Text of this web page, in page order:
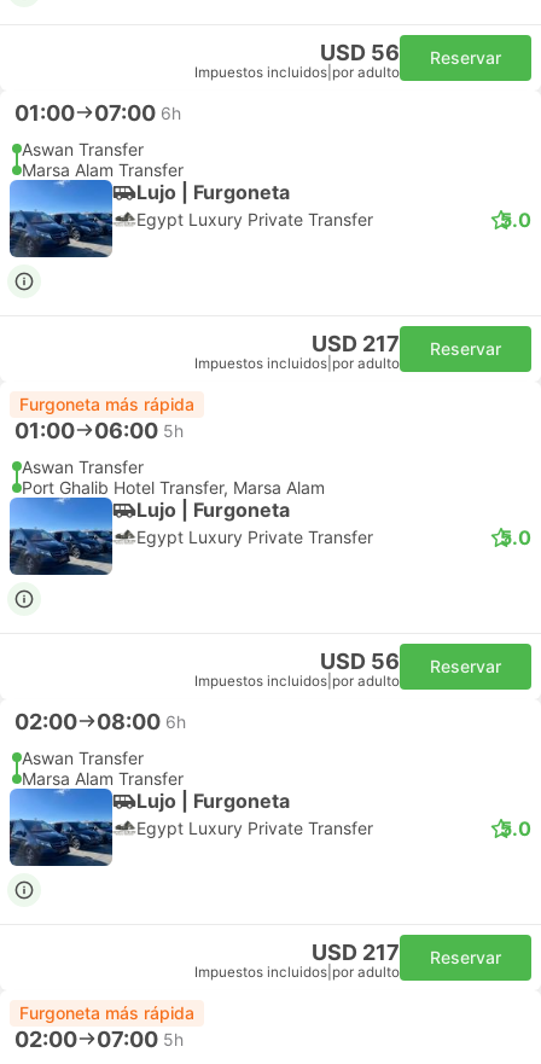
USD 56
Impuestos incluidos por adulto
Reservar
01:00 07:00 6h
Aswan Transfer
Marsa Alam Transfer
Lujo | Furgoneta
Egypt Luxury Private Transfer 5.0
USD 217
Impuestos incluidos por adulto
Reservar
Furgoneta más rápida
01:00 06:00 5h
Aswan Transfer
Port Ghalib Hotel Transfer, Marsa Alam
Lujo | Furgoneta
Egypt Luxury Private Transfer 5.0
USD 56
Impuestos incluidos por adulto
Reservar
02:00 08:00 6h
Aswan Transfer
Marsa Alam Transfer
Lujo | Furgoneta
Egypt Luxury Private Transfer 5.0
USD 217
Impuestos incluidos por adulto
Reservar
Furgoneta más rápida
02:00 07:00 5h